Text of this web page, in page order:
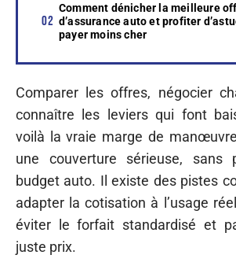
Comment dénicher la meilleure
d’assurance auto et profiter
payer moins cher
Comparer les offres, négocier
connaître les leviers qui font
voilà la vraie marge de
une couverture sérieuse, sans
budget auto. Il existe des pistes
adapter la cotisation à l’usage
éviter le forfait standardisé et
juste prix.